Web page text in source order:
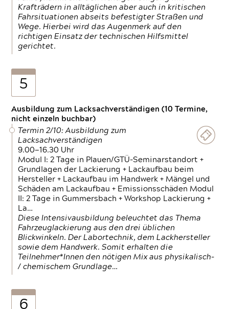
Krafträdern in alltäglichen aber auch in kritischen
Fahrsituationen abseits befestigter Straßen und
Wege. Hierbei wird das Augenmerk auf den
richtigen Einsatz der technischen Hilfsmittel
gerichtet.
5
Ausbildung zum Lacksachverständigen (10 Termine,
nicht einzeln buchbar)
Termin 2/10: Ausbildung zum
Lacksachverständigen
9.00—16.30 Uhr
Modul I: 2 Tage in Plauen/GTÜ-Seminarstandort +
Grundlagen der Lackierung + Lackaufbau beim
Hersteller + Lackaufbau im Handwerk + Mängel und
Schäden am Lackaufbau + Emissionsschäden Modul
II: 2 Tage in Gummersbach + Workshop Lackierung +
La…
Diese Intensivausbildung beleuchtet das Thema
Fahrzeuglackierung aus den drei üblichen
Blickwinkeln. Der Labortechnik, dem Lackhersteller
sowie dem Handwerk. Somit erhalten die
Teilnehmer*Innen den nötigen Mix aus physikalisch-
/ chemischem Grundlage…
6